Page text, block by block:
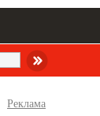
Реклама